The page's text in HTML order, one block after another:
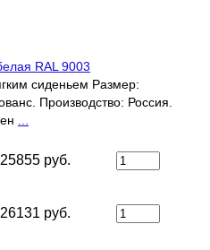
RAL 9003
сиденьем Размер:
Производство: Россия.
...
25855 руб.
26131 руб.